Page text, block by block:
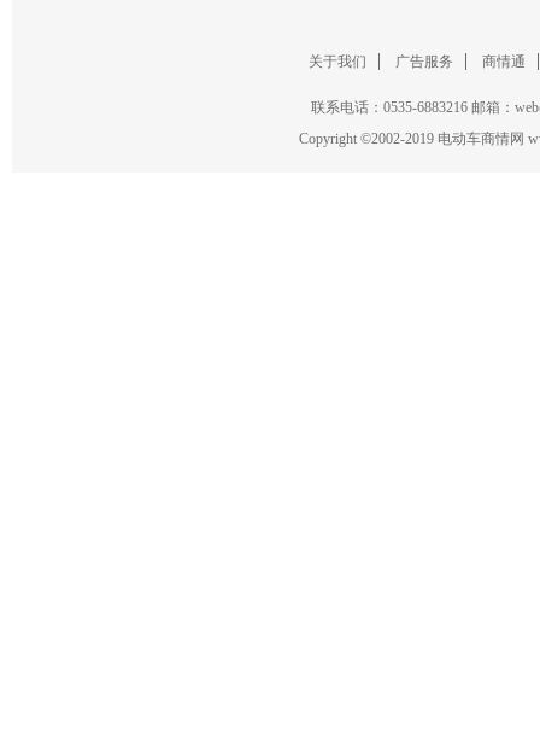
关于我们 广告服务 商情通
联系电话：0535-6883216 邮箱：
Copyright ©2002-2019 电动车商情网